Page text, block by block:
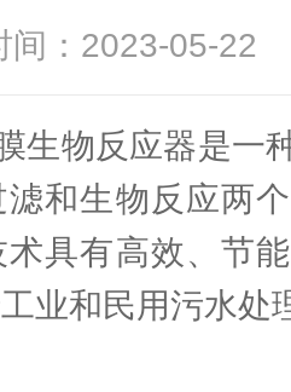
间：2023-05-
物反应器是一
和生物反应两
具有高效、节
业和民用污水处